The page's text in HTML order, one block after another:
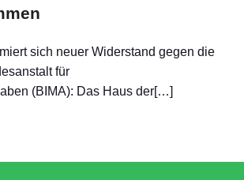
sich neuer Widerstand gegen die
für
(BIMA): Das Haus der[…]